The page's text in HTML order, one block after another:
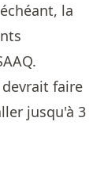
la
faire
jusqu'à 3